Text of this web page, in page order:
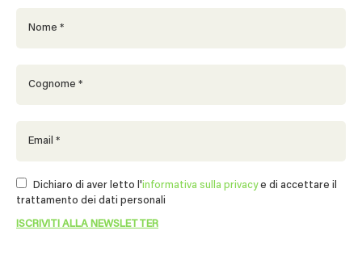
Dichiaro di aver letto l'informativa sulla privacye di accettare il
trattamento dei dati personali